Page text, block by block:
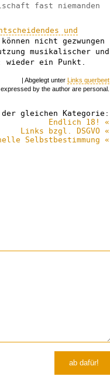
fast niemanden
und
nicht gezwungen
musikalischer und
wieder ein Punkt.
| Abgelegt unter Links querbeet
by the author are personal.
gleichen Kategorie:
Endlich 18! «
Links bzgl. DSGVO «
Selbstbestimmung «